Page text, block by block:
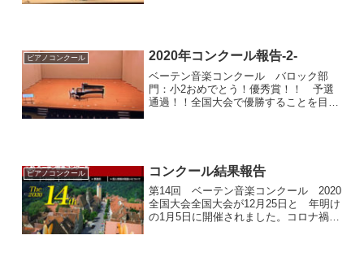
ピアノコンクール 2020年コンクール報告-2-
ベーテン音楽コンクール バロック部
門：小2おめでとう！優秀賞！！ 予選
通過！！全国大会で優勝することを目指
ピアノコンクール コンクール結果報告
第14回 ベーテン音楽コンクール 2020
全国大会全国大会が12月25日と 年明け
の1月5日に開催されました。コロナ禍の